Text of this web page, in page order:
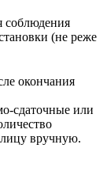
соблюдения
(не реже
окончания
сдаточные или
вручную.